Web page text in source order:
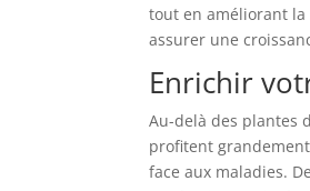
tout en améliorant la
assurer une
Enrichir
Au-delà des plantes
profitent
face aux maladies.